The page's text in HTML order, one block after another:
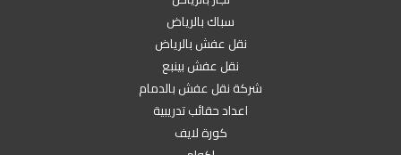
سباك بالرياض
نقل عفش بالرياض
نقل عفش بينبع
شركة نقل عفش بالدمام
اعداد حقائب تدريبية
كورة لايف